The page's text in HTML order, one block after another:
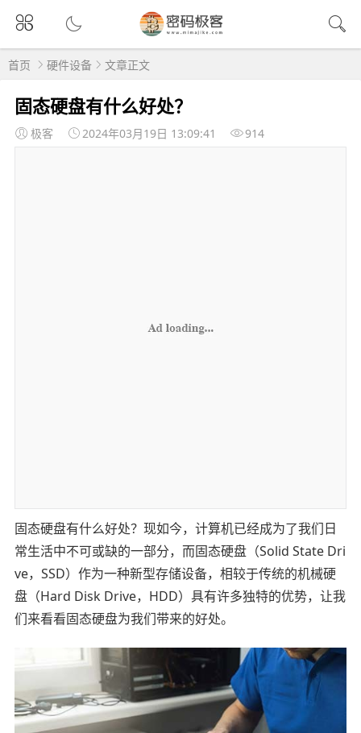
首页 硬件设备 文章正文
固态硬盘有什么好处？
极客 2024年03月19日 13:09:41 914
固态硬盘有什么好处？现如今，计算机已经成为了我们日
常生活中不可或缺的一部分，而固态硬盘（Solid State Dri
ve，SSD）作为一种新型存储设备，相较于传统的机械硬
盘（Hard Disk Drive，HDD）具有许多独特的优势，让我
们来看看固态硬盘为我们带来的好处。